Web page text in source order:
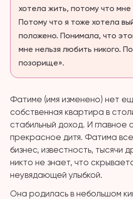
хотела жить, потому что
Потому что я тоже хотела
положено. Понимала, что
мне нельзя любить никого.
позорище».
Фатиме (имя изменено) нет
собственная квартира в
стабильный доход. И
прекрасное дитя. Фатима
бизнес, известность, тысячи
никто не знает, что
неувядающей улыбкой.
Она родилась в небольшом